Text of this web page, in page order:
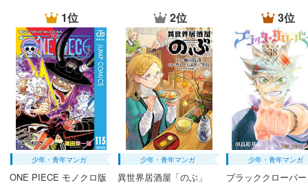
1位
少年・青年マンガ
ONE PIECE モノクロ版
2位
少年・青年マンガ
異世界居酒屋「のぶ」
3位
少年・青年マンガ
ブラッククローバー